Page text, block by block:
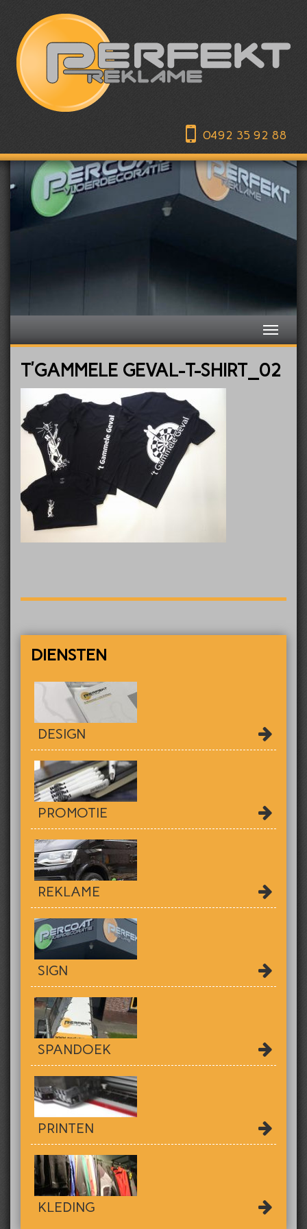
0492 35 92 88
T’GAMMELE GEVAL-T-SHIRT_02
DIENSTEN
DESIGN
PROMOTIE
REKLAME
SIGN
SPANDOEK
PRINTEN
KLEDING